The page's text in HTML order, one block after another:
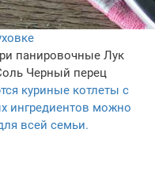
панировочные Лук
Черный перец
куриные котлеты с
ингредиентов можно
всей семьи.